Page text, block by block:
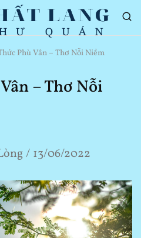
Phù Vân – Thơ Nỗi Niềm
– Thơ Nỗi
13/06/2022